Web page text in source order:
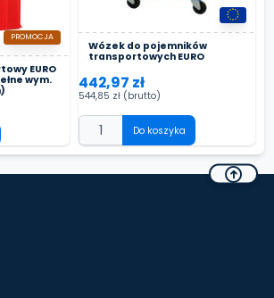
EURO
wym.
PROMOCJA
Wózek do pojemników
transportowych EURO
442,97 zł
544,85 zł (brutto)
Do koszyka